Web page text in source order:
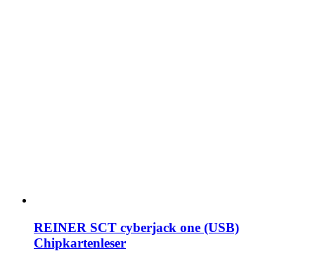
REINER SCT cyberjack one (USB)
Chipkartenleser